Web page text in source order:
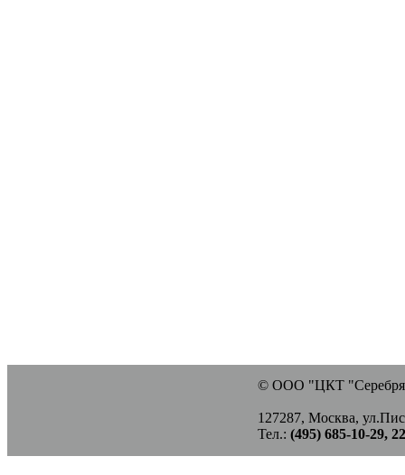
© ООО "ЦКТ
127287, Москва,
Тел.: (495) 685-10-29,